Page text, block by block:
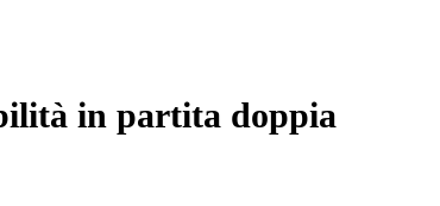
in partita doppia